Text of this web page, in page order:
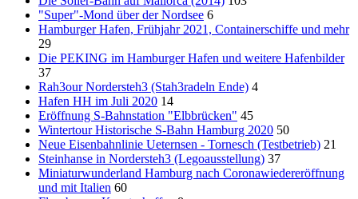
"Super"-Mond über der Nordsee 6
Hamburger Hafen, Frühjahr 2021, Containerschiffe und mehr
29
Die PEKING im Hamburger Hafen und weitere Hafenbilder
37
Rah3our Nordersteh3 (Stah3radeln Ende) 4
Hafen HH im Juli 2020 14
Eröffnung S-Bahnstation "Elbbrücken" 45
Wintertour Historische S-Bahn Hamburg 2020 50
Neue Eisenbahnlinie Ueternsen - Tornesch (Testbetrieb) 21
Steinhanse in Nordersteh3 (Legoausstellung) 37
Miniaturwunderland Hamburg nach Coronawiedereröffnung
und mit Italien 60